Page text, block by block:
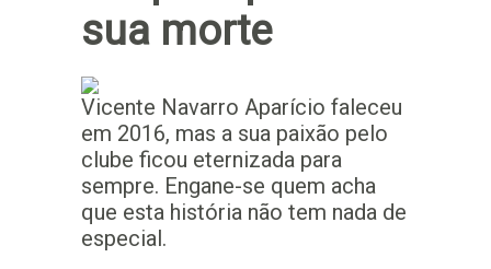
sua morte
Vicente Navarro Aparício faleceu
em 2016, mas a sua paixão pelo
clube ficou eternizada para
sempre. Engane-se quem acha
que esta história não tem nada de
especial.